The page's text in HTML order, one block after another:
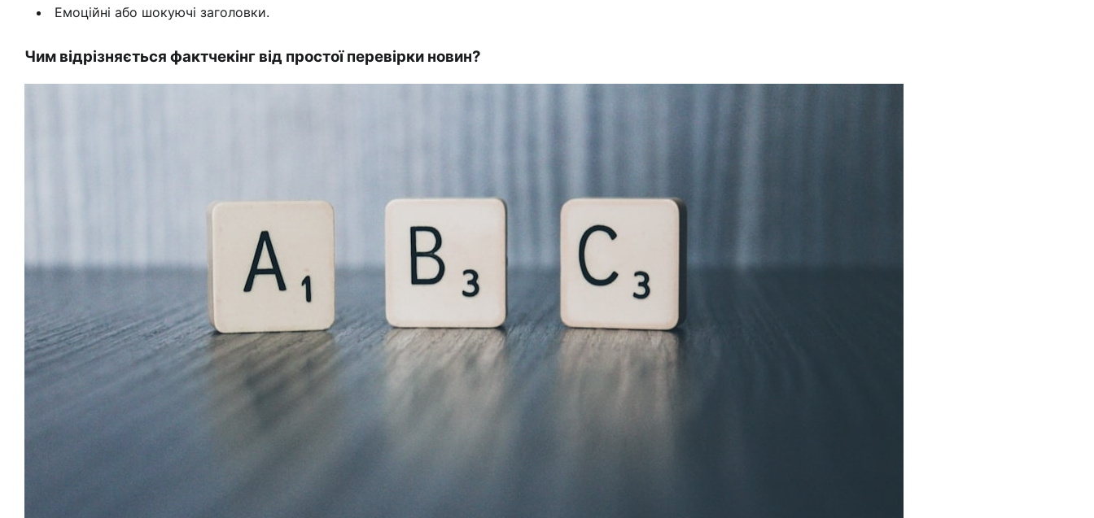
Емоційні або шокуючі заголовки.
Чим відрізняється фактчекінг від простої перевірки новин?